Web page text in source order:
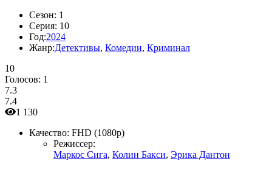
Сезон: 1
Серия: 10
Год:2024
Жанр:Детективы, Комедии, Криминал
10
Голосов: 1
7.3
7.4
1 130
Качество: FHD (1080p)
Режиссер:
Маркос Сига, Колин Бакси, Эрика Дантон